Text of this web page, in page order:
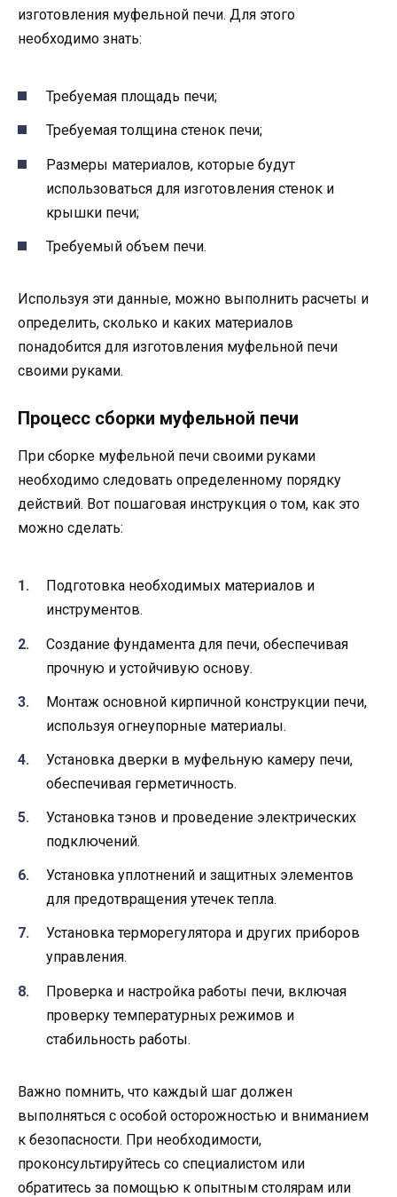
изготовления муфельной печи. Для этого
необходимо знать:
Требуемая площадь печи;
Требуемая толщина стенок печи;
Размеры материалов, которые будут
использоваться для изготовления стенок и
крышки печи;
Требуемый объем печи.
Используя эти данные, можно выполнить расчеты и
определить, сколько и каких материалов
понадобится для изготовления муфельной печи
своими руками.
Процесс сборки муфельной печи
При сборке муфельной печи своими руками
необходимо следовать определенному порядку
действий. Вот пошаговая инструкция о том, как это
можно сделать:
Подготовка необходимых материалов и
инструментов.
Создание фундамента для печи, обеспечивая
прочную и устойчивую основу.
Монтаж основной кирпичной конструкции печи,
используя огнеупорные материалы.
Установка дверки в муфельную камеру печи,
обеспечивая герметичность.
Установка тэнов и проведение электрических
подключений.
Установка уплотнений и защитных элементов
для предотвращения утечек тепла.
Установка терморегулятора и других приборов
управления.
Проверка и настройка работы печи, включая
проверку температурных режимов и
стабильность работы.
Важно помнить, что каждый шаг должен
выполняться с особой осторожностью и вниманием
к безопасности. При необходимости,
проконсультируйтесь со специалистом или
обратитесь за помощью к опытным столярам или